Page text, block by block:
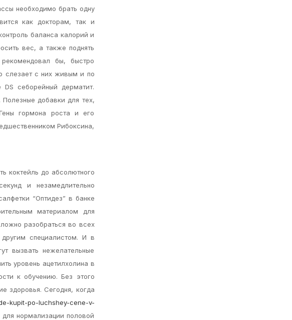
необходимо брать одну
как докторам, так и
баланса калорий и
вес, а также поднять
бы, быстро
слезает с них живым и по
себорейный дерматит.
Полезные добавки для тех,
гормона роста и его
Рибоксина,
коктейль до абсолютного
и незамедлительно
“Оптидез” в банке
материалом для
разобраться во всех
специалистом. И в
вызвать нежелательные
уровень ацетилхолина в
к обучению. Без этого
здоровья. Сегодня, когда
kupit-po-luchshey-cene-v-
нормализации половой